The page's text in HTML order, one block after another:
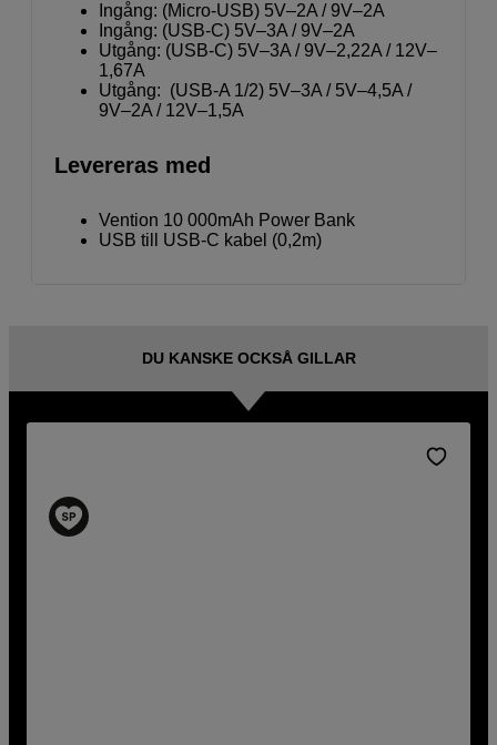
Ingång: (Micro-USB) 5V–2A / 9V–2A
Ingång: (USB-C) 5V–3A / 9V–2A
Utgång: (USB-C) 5V–3A / 9V–2,22A / 12V–
1,67A
Utgång: (USB-A 1/2) 5V–3A / 5V–4,5A /
9V–2A / 12V–1,5A
Levereras med
Vention 10 000mAh Power Bank
USB till USB-C kabel (0,2m)
DU KANSKE OCKSÅ GILLAR